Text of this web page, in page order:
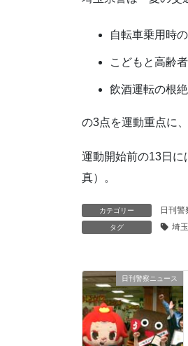
自転車乗用時
こどもと高齢
飲酒運転の根絶
の3点を運動重点に
運動開始前の13日に
真）。
カテゴリー 日刊警
タグ 埼
日刊警察ニュース